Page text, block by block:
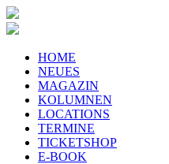
HOME
NEUES
MAGAZIN
KOLUMNEN
LOCATIONS
TERMINE
TICKETSHOP
E-BOOK